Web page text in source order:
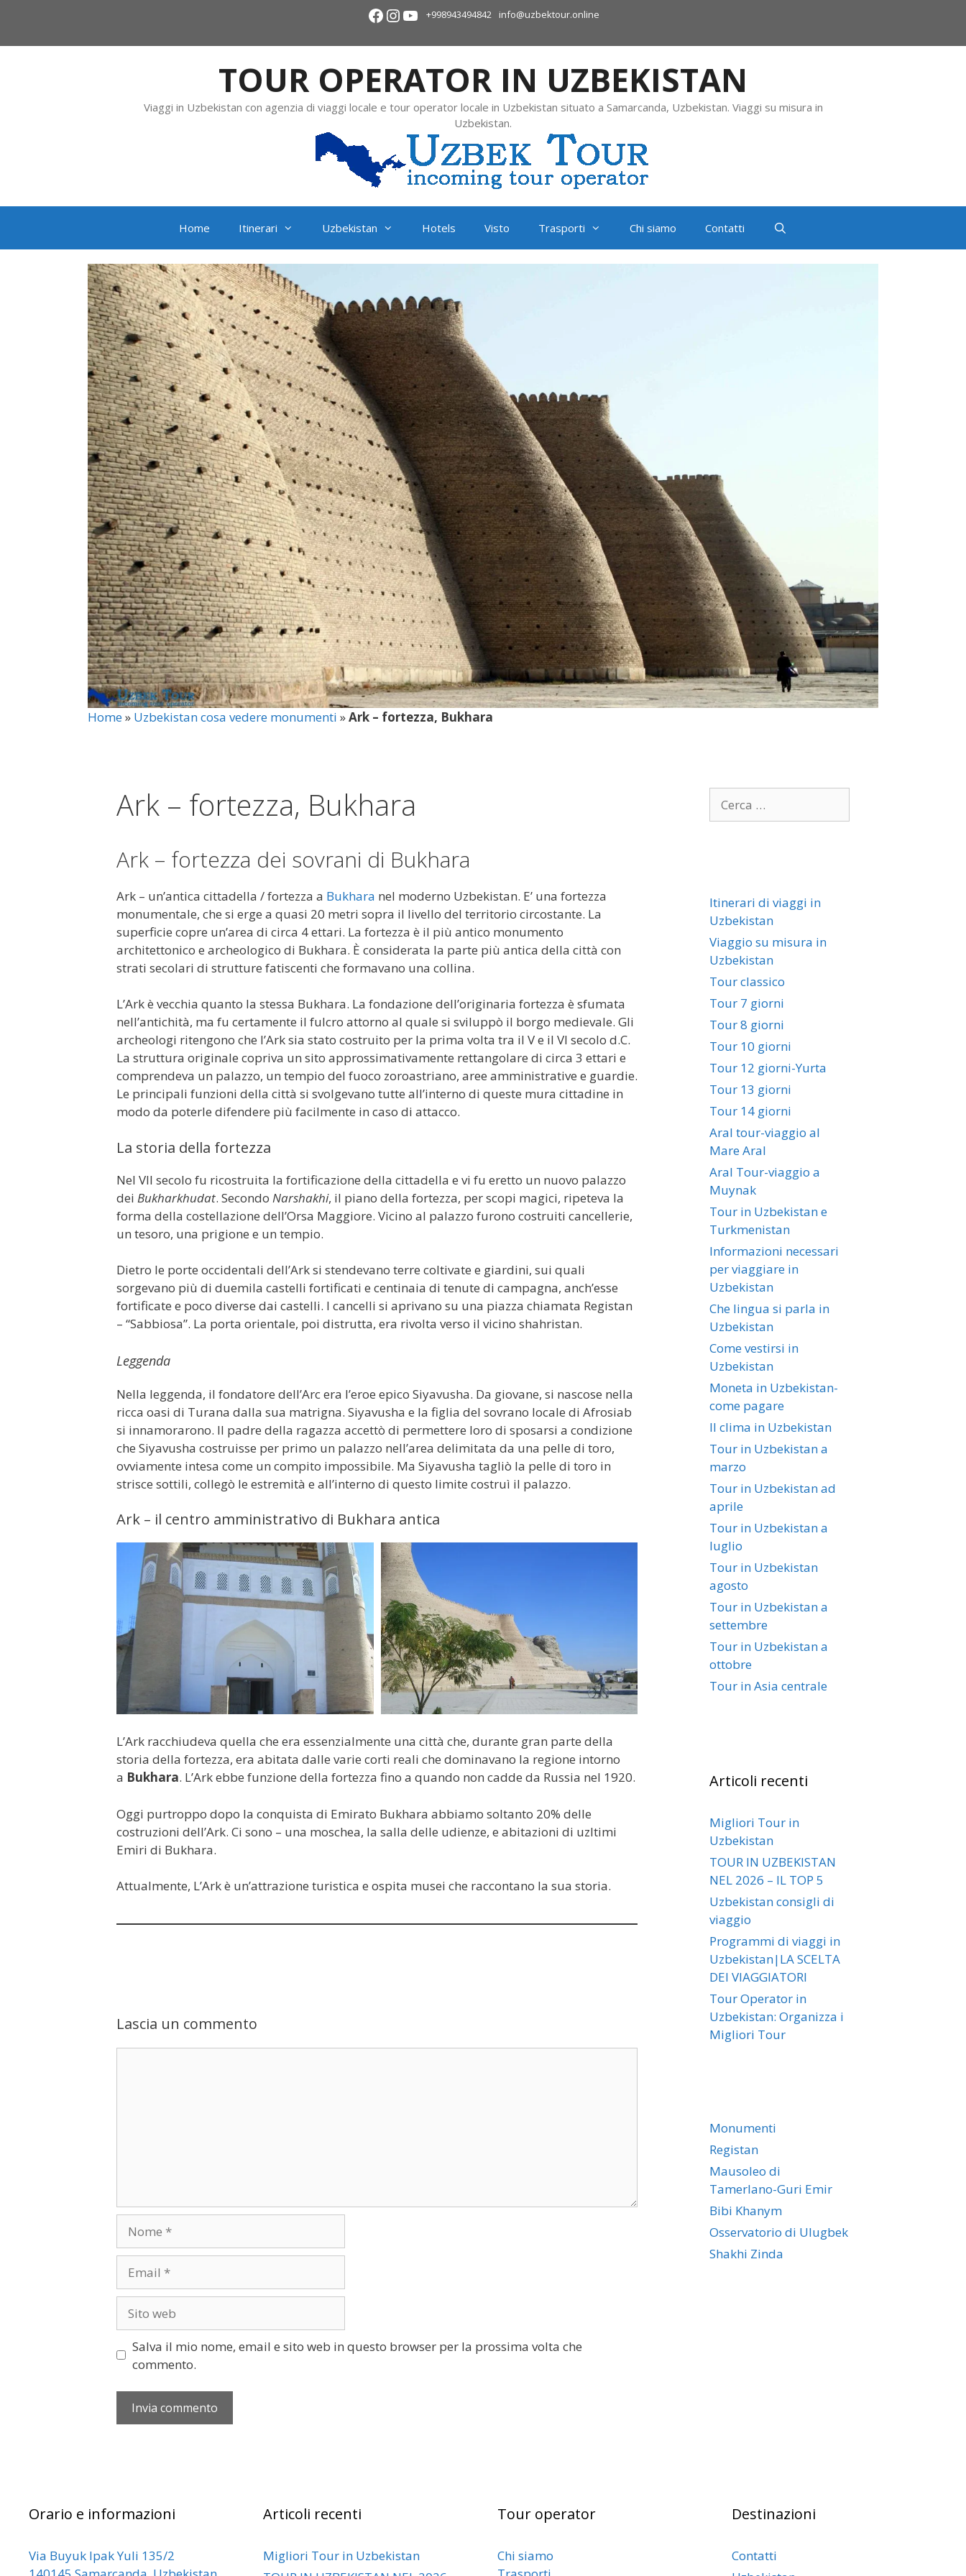
+998943494842 info@uzbektour.online
TOUR OPERATOR IN UZBEKISTAN
Viaggi in Uzbekistan con agenzia di viaggi locale e tour operator locale in Uzbekistan situato a Samarcanda, Uzbekistan. Viaggi su misura in
Uzbekistan.
Home Itinerari Uzbekistan Hotels Visto Trasporti Chi siamo Contatti
Home» Uzbekistan cosa vedere monumenti »Ark – fortezza, Bukhara
Ark – fortezza, Bukhara
Ark – fortezza dei sovrani di Bukhara
Ark – un’antica cittadella / fortezza a Bukhara nel moderno Uzbekistan. E’ una fortezza
monumentale, che si erge a quasi 20 metri sopra il livello del territorio circostante. La
superficie copre un’area di circa 4 ettari. La fortezza è il più antico monumento
architettonico e archeologico di Bukhara. È considerata la parte più antica della città con
strati secolari di strutture fatiscenti che formavano una collina.
L’Ark è vecchia quanto la stessa Bukhara. La fondazione dell’originaria fortezza è sfumata
nell’antichità, ma fu certamente il fulcro attorno al quale si sviluppò il borgo medievale. Gli
archeologi ritengono che l’Ark sia stato costruito per la prima volta tra il V e il VI secolo d.C.
La struttura originale copriva un sito approssimativamente rettangolare di circa 3 ettari e
comprendeva un palazzo, un tempio del fuoco zoroastriano, aree amministrative e guardie.
Le principali funzioni della città si svolgevano tutte all’interno di queste mura cittadine in
modo da poterle difendere più facilmente in caso di attacco.
La storia della fortezza
Nel VII secolo fu ricostruita la fortificazione della cittadella e vi fu eretto un nuovo palazzo
dei Bukharkhudat. Secondo Narshakhi, il piano della fortezza, per scopi magici, ripeteva la
forma della costellazione dell’Orsa Maggiore. Vicino al palazzo furono costruiti cancellerie,
un tesoro, una prigione e un tempio.
Dietro le porte occidentali dell’Ark si stendevano terre coltivate e giardini, sui quali
sorgevano più di duemila castelli fortificati e centinaia di tenute di campagna, anch’esse
fortificate e poco diverse dai castelli. I cancelli si aprivano su una piazza chiamata Registan
– “Sabbiosa”. La porta orientale, poi distrutta, era rivolta verso il vicino shahristan.
Leggenda
Nella leggenda, il fondatore dell’Arc era l’eroe epico Siyavusha. Da giovane, si nascose nella
ricca oasi di Turana dalla sua matrigna. Siyavusha e la figlia del sovrano locale di Afrosiab
si innamorarono. Il padre della ragazza accettò di permettere loro di sposarsi a condizione
che Siyavusha costruisse per primo un palazzo nell’area delimitata da una pelle di toro,
ovviamente intesa come un compito impossibile. Ma Siyavusha tagliò la pelle di toro in
strisce sottili, collegò le estremità e all’interno di questo limite costruì il palazzo.
Ark – il centro amministrativo di Bukhara antica
L’Ark racchiudeva quella che era essenzialmente una città che, durante gran parte della
storia della fortezza, era abitata dalle varie corti reali che dominavano la regione intorno
a Bukhara. L’Ark ebbe funzione della fortezza fino a quando non cadde da Russia nel 1920.
Oggi purtroppo dopo la conquista di Emirato Bukhara abbiamo soltanto 20% delle
costruzioni dell’Ark. Ci sono – una moschea, la salla delle udienze, e abitazioni di uzltimi
Emiri di Bukhara.
Attualmente, L’Ark è un’attrazione turistica e ospita musei che raccontano la sua storia.
Lascia un commento
Salva il mio nome, email e sito web in questo browser per la prossima volta che
commento.
Itinerari di viaggi in
Uzbekistan
Viaggio su misura in
Uzbekistan
Tour classico
Tour 7 giorni
Tour 8 giorni
Tour 10 giorni
Tour 12 giorni-Yurta
Tour 13 giorni
Tour 14 giorni
Aral tour-viaggio al
Mare Aral
Aral Tour-viaggio a
Muynak
Tour in Uzbekistan e
Turkmenistan
Informazioni necessari
per viaggiare in
Uzbekistan
Che lingua si parla in
Uzbekistan
Come vestirsi in
Uzbekistan
Moneta in Uzbekistan-
come pagare
Il clima in Uzbekistan
Tour in Uzbekistan a
marzo
Tour in Uzbekistan ad
aprile
Tour in Uzbekistan a
luglio
Tour in Uzbekistan
agosto
Tour in Uzbekistan a
settembre
Tour in Uzbekistan a
ottobre
Tour in Asia centrale
Articoli recenti
Migliori Tour in
Uzbekistan
TOUR IN UZBEKISTAN
NEL 2026 – IL TOP 5
Uzbekistan consigli di
viaggio
Programmi di viaggi in
Uzbekistan|LA SCELTA
DEI VIAGGIATORI
Tour Operator in
Uzbekistan: Organizza i
Migliori Tour
Monumenti
Registan
Mausoleo di
Tamerlano-Guri Emir
Bibi Khanym
Osservatorio di Ulugbek
Shakhi Zinda
Orario e informazioni
Via Buyuk Ipak Yuli 135/2
Articoli recenti
Migliori Tour in Uzbekistan
Tour operator
Chi siamo
Destinazioni
Contatti